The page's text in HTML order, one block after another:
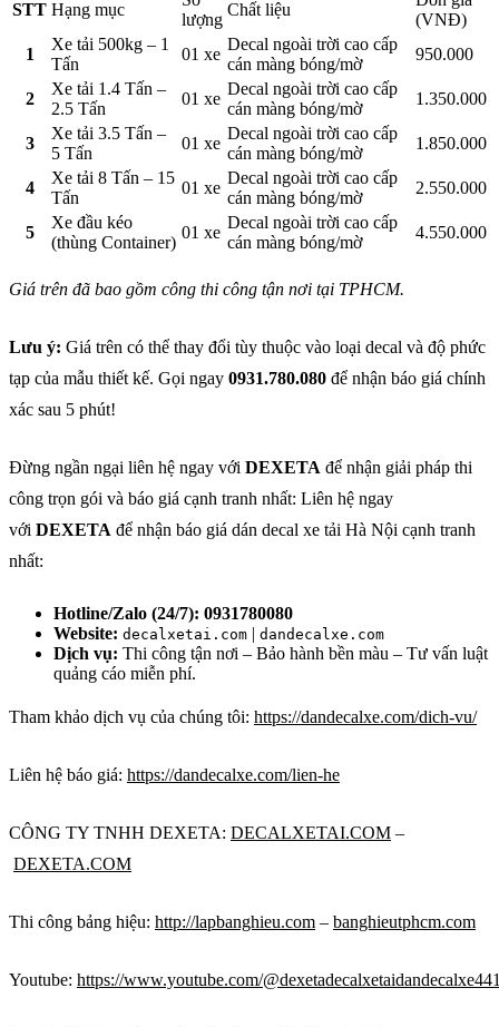
STT Hạng mục
lượng
Chất liệu
(VNĐ)
1
Xe tải 500kg – 1
Tấn
01 xe
Decal ngoài trời cao cấp
cán màng bóng/mờ
950.000
2
Xe tải 1.4 Tấn –
2.5 Tấn
01 xe
Decal ngoài trời cao cấp
cán màng bóng/mờ
1.350.000
3
Xe tải 3.5 Tấn –
5 Tấn
01 xe
Decal ngoài trời cao cấp
cán màng bóng/mờ
1.850.000
4
Xe tải 8 Tấn – 15
Tấn
01 xe
Decal ngoài trời cao cấp
cán màng bóng/mờ
2.550.000
5
Xe đầu kéo
(thùng Container)
01 xe
Decal ngoài trời cao cấp
cán màng bóng/mờ
4.550.000
Giá trên đã bao gồm công thi công tận nơi tại TPHCM.
Lưu ý: Giá trên có thể thay đổi tùy thuộc vào loại decal và độ phức
tạp của mẫu thiết kế. Gọi ngay 0931.780.080 để nhận báo giá chính
xác sau 5 phút!
Đừng ngần ngại liên hệ ngay với DEXETA để nhận giải pháp thi
công trọn gói và báo giá cạnh tranh nhất: Liên hệ ngay
với DEXETA để nhận báo giá dán decal xe tải Hà Nội cạnh tranh
nhất:
Hotline/Zalo (24/7): 0931780080
Website: decalxetai.com | dandecalxe.com
Dịch vụ: Thi công tận nơi – Bảo hành bền màu – Tư vấn luật
quảng cáo miễn phí.
Tham khảo dịch vụ của chúng tôi: https://dandecalxe.com/dich-vu/
Liên hệ báo giá: https://dandecalxe.com/lien-he
CÔNG TY TNHH DEXETA: DECALXETAI.COM –
DEXETA.COM
Thi công bảng hiệu: http://lapbanghieu.com – banghieutphcm.com
Youtube: https://www.youtube.com/